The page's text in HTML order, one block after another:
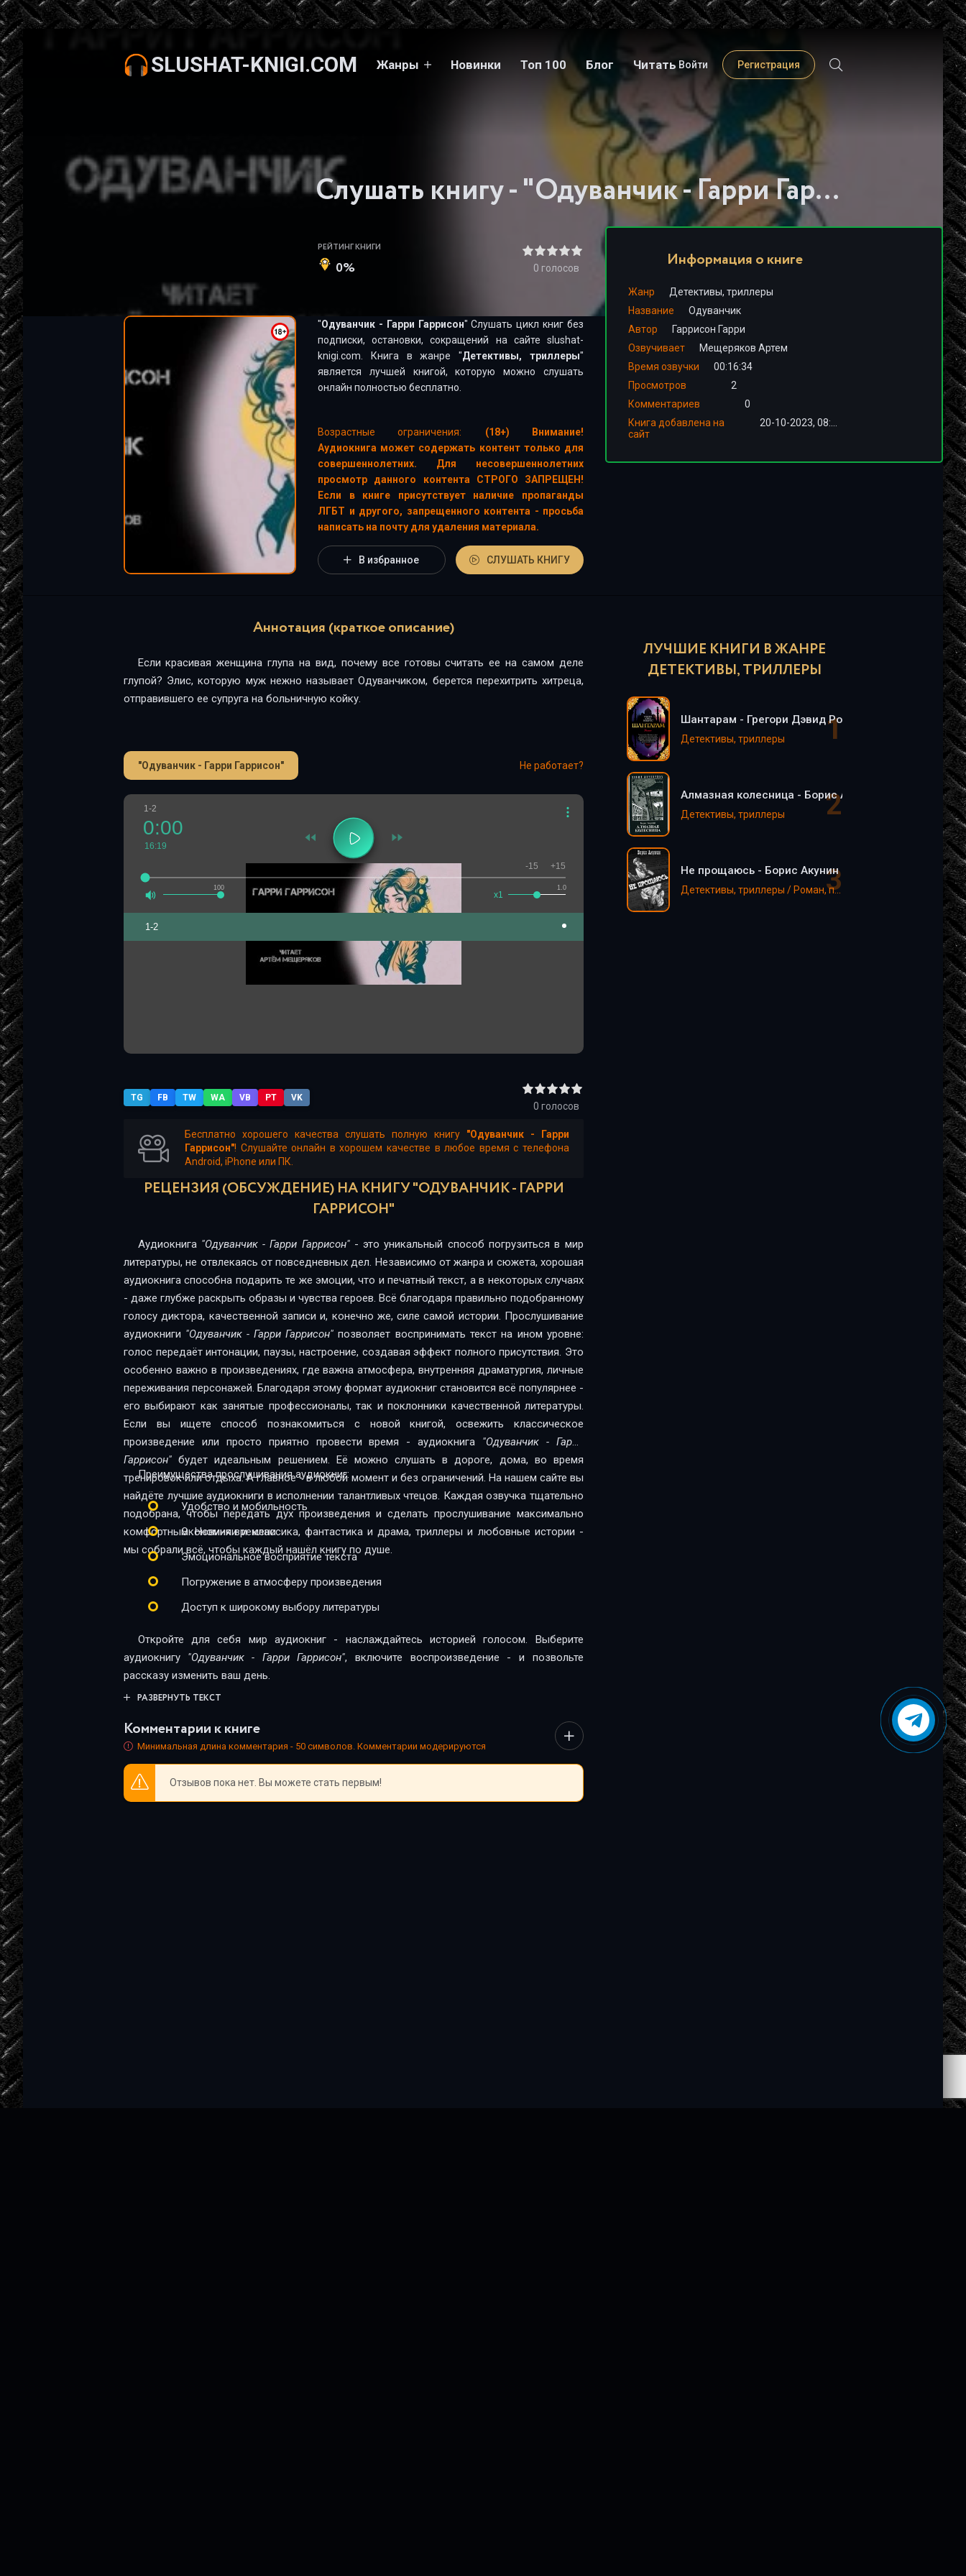
SLUSHAT-KNIGI.COM Жанры Новинки Топ 100 Блог Читать Войти Регистрация
Слушать книгу - "Одуванчик - Гарри Гаррисон"
РЕЙТИНГ КНИГИ
0% 0 голосов
"Одуванчик - Гарри Гаррисон" Слушать цикл книг без
подписки, остановки, сокращений на сайте slushat-
knigi.com. Книга в жанре "Детективы, триллеры"
является лучшей книгой, которую можно слушать
онлайн полностью бесплатно.
Возрастные ограничения:
(18+) Внимание!
Аудиокнига может содержать контент только для
совершеннолетних. Для несовершеннолетних
просмотр данного контента СТРОГО ЗАПРЕЩЕН!
Если в книге присутствует наличие пропаганды
ЛГБТ и другого, запрещенного контента - просьба
написать на почту для удаления материала.
В избранное СЛУШАТЬ КНИГУ
Информация о книге
Жанр
Детективы, триллеры
Название
Одуванчик
Автор
Гаррисон Гарри
Озвучивает
Мещеряков Артем
Время озвучки
00:16:34
Просмотров
2
Комментариев
0
Книга добавлена на
сайт
Аннотация (краткое описание)
Если красивая женщина глупа на вид, почему все готовы считать ее на самом деле
глупой? Элис, которую муж нежно называет Одуванчиком, берется перехитрить хитреца,
отправившего ее супруга на больничную койку.
"Одуванчик - Гарри Гаррисон" Не работает?
1-2
100
0:00
16:19
1.0
x1
-15 +15
1-2
TG FB TW WA VB PT VK
0 голосов
Бесплатно хорошего качества слушать полную книгу "Одуванчик - Гарри
Гаррисон"! Слушайте онлайн в хорошем качестве в любое время с телефона
Android, iPhone или ПК.
РЕЦЕНЗИЯ (ОБСУЖДЕНИЕ) НА КНИГУ "ОДУВАНЧИК - ГАРРИ
ГАРРИСОН"
Аудиокнига "Одуванчик - Гарри Гаррисон"- это уникальный способ погрузиться в мир
литературы, не отвлекаясь от повседневных дел. Независимо от жанра и сюжета, хорошая
аудиокнига способна подарить те же эмоции, что и печатный текст, а в некоторых случаях
- даже глубже раскрыть образы и чувства героев. Всё благодаря правильно подобранному
голосу диктора, качественной записи и, конечно же, силе самой истории. Прослушивание
аудиокниги "Одуванчик - Гарри Гаррисон" позволяет воспринимать текст на ином уровне:
голос передаёт интонации, паузы, настроение, создавая эффект полного присутствия. Это
особенно важно в произведениях, где важна атмосфера, внутренняя драматургия, личные
переживания персонажей. Благодаря этому формат аудиокниг становится всё популярнее -
его выбирают как занятые профессионалы, так и поклонники качественной литературы.
Если вы ищете способ познакомиться с новой книгой, освежить классическое
произведение или просто приятно провести время - аудиокнига "Одуванчик - Гарри
Гаррисон" будет идеальным решением. Её можно слушать в дороге, дома, во время
тренировок или отдыха. А главное - в любой момент и без ограничений. На нашем сайте вы
найдёте лучшие аудиокниги в исполнении талантливых чтецов. Каждая озвучка тщательно
подобрана, чтобы передать дух произведения и сделать прослушивание максимально
комфортным. Новинки и классика, фантастика и драма, триллеры и любовные истории -
мы собрали всё, чтобы каждый нашёл книгу по душе.
Преимущества прослушивания аудиокниг:
Удобство и мобильность
Экономия времени
Эмоциональное восприятие текста
Погружение в атмосферу произведения
Доступ к широкому выбору литературы
Откройте для себя мир аудиокниг - наслаждайтесь историей голосом. Выберите
аудиокнигу "Одуванчик - Гарри Гаррисон", включите воспроизведение - и позвольте
рассказу изменить ваш день.
РАЗВЕРНУТЬ ТЕКСТ
Комментарии к книге
Минимальная длина комментария - 50 символов. Комментарии модерируются
Отзывов пока нет. Вы можете стать первым!
ЛУЧШИЕ КНИГИ В ЖАНРЕ
ДЕТЕКТИВЫ, ТРИЛЛЕРЫ
Шантарам - Грегори Дэвид Робертс
Детективы, триллеры
Алмазная колесница - Борис Акунин
Детективы, триллеры
Не прощаюсь - Борис Акунин
Детективы, триллеры / Роман, проза